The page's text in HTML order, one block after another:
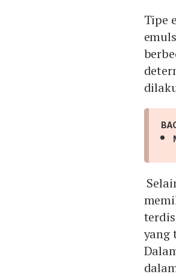
Tipe
yang